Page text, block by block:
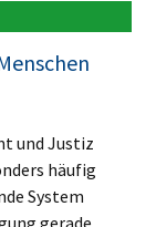
und Justiz
häufig
System
gerade